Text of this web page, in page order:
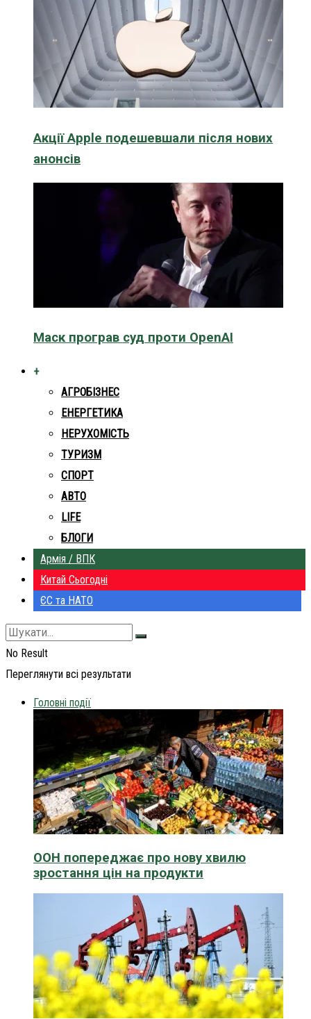
Акції Apple подешевшали після нових
анонсів
Маск програв суд проти OpenAI
+
АГРОБІЗНЕС
ЕНЕРГЕТИКА
НЕРУХОМІСТЬ
ТУРИЗМ
СПОРТ
АВТО
LIFE
БЛОГИ
Армія / ВПК
Китай Сьогодні
ЄС та НАТО
No Result
Переглянути всі результати
Головні події
ООН попереджає про нову хвилю
зростання цін на продукти